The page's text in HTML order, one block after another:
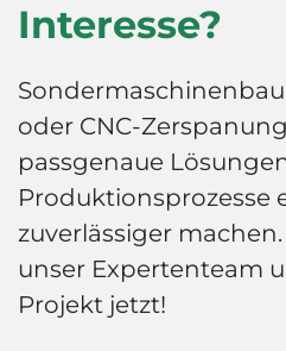
Interesse?
oder CNC-
passgenaue
Produktionsprozesse
zuverlässiger
unser Expertenteam
Projekt jetzt!